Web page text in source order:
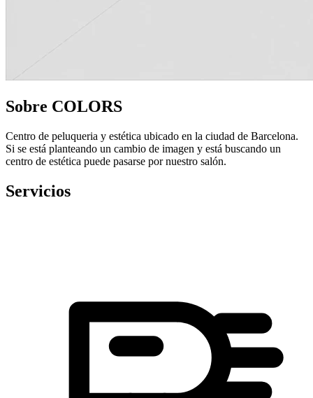
Sobre COLORS
Centro de peluqueria y estética ubicado en la ciudad de Barcelona.
Si se está planteando un cambio de imagen y está buscando un
centro de estética puede pasarse por nuestro salón.
Servicios